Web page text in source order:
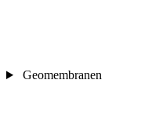
Geomembranen